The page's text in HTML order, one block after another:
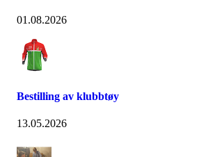
01.08.2026
Bestilling av klubbtøy
13.05.2026